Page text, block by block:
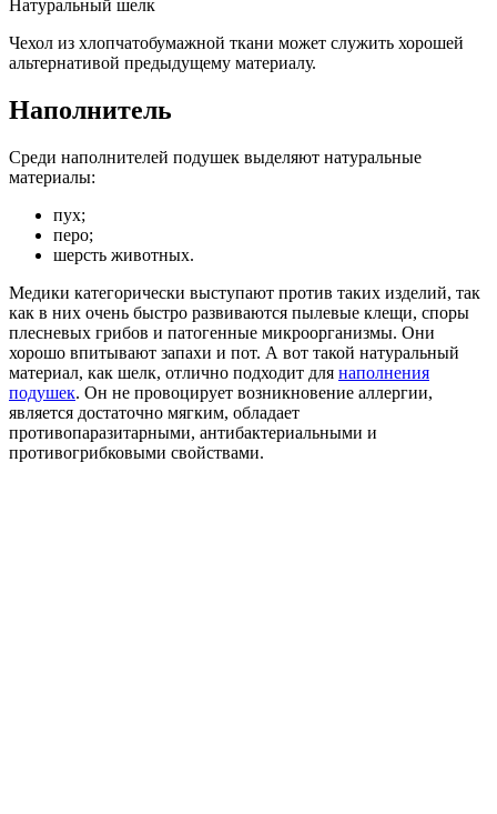
Натуральный шелк
Чехол из хлопчатобумажной ткани может служить хорошей
альтернативой предыдущему материалу.
Наполнитель
Среди наполнителей подушек выделяют натуральные
материалы:
пух;
перо;
шерсть животных.
Медики категорически выступают против таких изделий, так
как в них очень быстро развиваются пылевые клещи, споры
плесневых грибов и патогенные микроорганизмы. Они
хорошо впитывают запахи и пот. А вот такой натуральный
материал, как шелк, отлично подходит для наполнения
подушек. Он не провоцирует возникновение аллергии,
является достаточно мягким, обладает
противопаразитарными, антибактериальными и
противогрибковыми свойствами.